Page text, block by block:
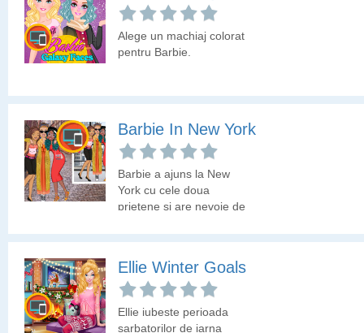
sa-si alega aceste
care il are la dispozitie.
Alege un machiaj colorat
pentru Barbie.
Barbie In New York
Barbie a ajuns la New
York cu cele doua
prietene si are nevoie de
Ellie Winter Goals
Ellie iubeste perioada
sarbatorilor de iarna